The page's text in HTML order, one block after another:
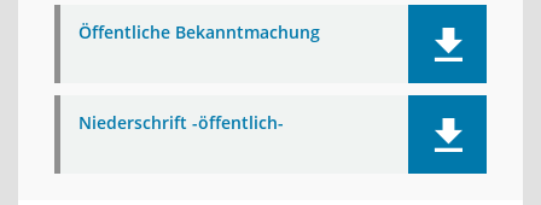
Öffentliche Bekanntmachung
Niederschrift -öffentlich-